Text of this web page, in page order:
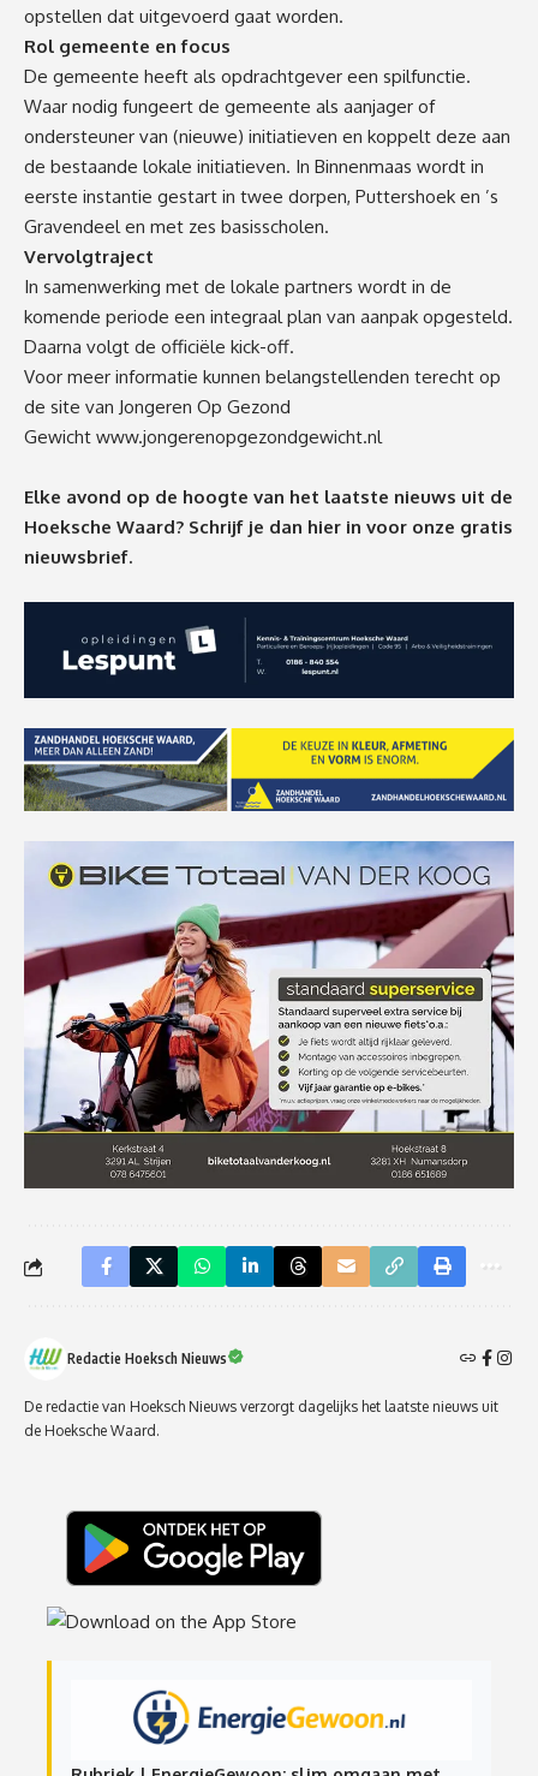
opstellen dat uitgevoerd gaat worden.
Rol gemeente en focus
De gemeente heeft als opdrachtgever een spilfunctie.
Waar nodig fungeert de gemeente als aanjager of
ondersteuner van (nieuwe) initiatieven en koppelt deze aan
de bestaande lokale initiatieven. In Binnenmaas wordt in
eerste instantie gestart in twee dorpen, Puttershoek en ’s
Gravendeel en met zes basisscholen.
Vervolgtraject
In samenwerking met de lokale partners wordt in de
komende periode een integraal plan van aanpak opgesteld.
Daarna volgt de officiële kick-off.
Voor meer informatie kunnen belangstellenden terecht op
de site van Jongeren Op Gezond
Gewicht www.jongerenopgezondgewicht.nl
Elke avond op de hoogte van het laatste nieuws uit de
Hoeksche Waard? Schrijf je dan hier in voor onze gratis
nieuwsbrief.
Redactie Hoeksch Nieuws
De redactie van Hoeksch Nieuws verzorgt dagelijks het laatste nieuws uit
de Hoeksche Waard.